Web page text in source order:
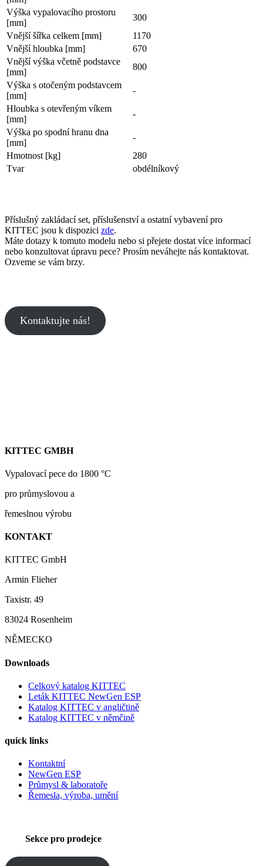
Výška vypalovacího prostoru
[mm]
300
Vnější šířka celkem [mm]
1170
Vnější hloubka [mm]
670
Vnější výška včetně podstavce
[mm]
800
Výška s otočeným podstavcem
[mm]
-
Hloubka s otevřeným víkem
[mm]
-
Výška po spodní hranu dna
[mm]
-
Hmotnost [kg]
280
Tvar
obdélníkový
Příslušný zakládací set, příslušenství a ostatní vybavení pro
KITTEC jsou k dispozici zde.
Máte dotazy k tomuto modelu nebo si přejete dostat více informací
nebo konzultovat úpravu pece? Prosím neváhejte nás kontaktovat.
Ozveme se vám brzy.
Kontaktujte nás!
KITTEC GMBH
Vypalovací pece do 1800 °C
pro průmyslovou a
řemeslnou výrobu
KONTAKT
KITTEC GmbH
Armin Flieher
Taxistr. 49
83024 Rosenheim
NĚMECKO
Downloads
Celkový katalog KITTEC
Leták KITTEC NewGen ESP
Katalog KITTEC v angličtině
Katalog KITTEC v němčině
quick links
Kontaktní
NewGen ESP
Průmysl & laboratoře
Řemesla, výroba, umění
Sekce pro prodejce